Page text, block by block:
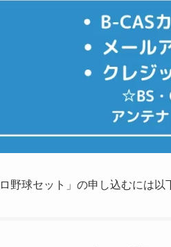
ロ野球セット」の申し込むには